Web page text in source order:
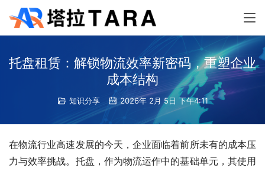
托盘租赁：解锁物流效率新密码，重塑企业
成本结构
知识分享 2026年 2月 5日 下午4:11
在物流行业高速发展的今天，企业面临着前所未有的成本压
力与效率挑战。托盘，作为物流运作中的基础单元，其使用